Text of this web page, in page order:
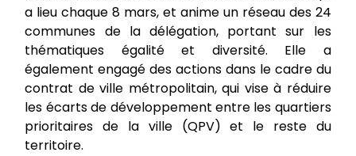
a lieu chaque 8 mars, et anime un réseau des 24
communes de la délégation, portant sur les
thématiques égalité et diversité. Elle a
également engagé des actions dans le cadre du
contrat de ville métropolitain, qui vise à réduire
les écarts de développement entre les quartiers
prioritaires de la ville (QPV) et le reste du
territoire.